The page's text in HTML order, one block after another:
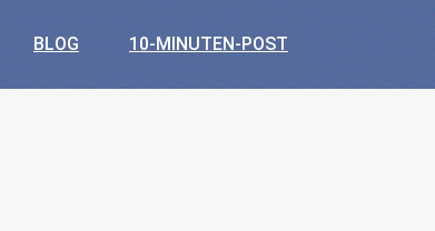
BLOG 10-MINUTEN-POST